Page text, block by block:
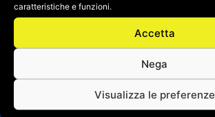
caratteristiche e funzioni.
Accetta
Nega
Visualizza le preferenze
CONTATTI